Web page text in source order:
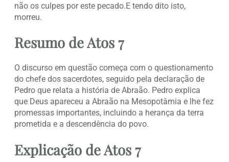
não os culpes por este pecado.E tendo dito isto,
morreu.
Resumo de Atos 7
O discurso em questão começa com o questionamento
do chefe dos sacerdotes, seguido pela declaração de
Pedro que relata a história de Abraão. Pedro explica
que Deus apareceu a Abraão na Mesopotâmia e lhe fez
promessas importantes, incluindo a herança da terra
prometida e a descendência do povo.
Explicação de Atos 7